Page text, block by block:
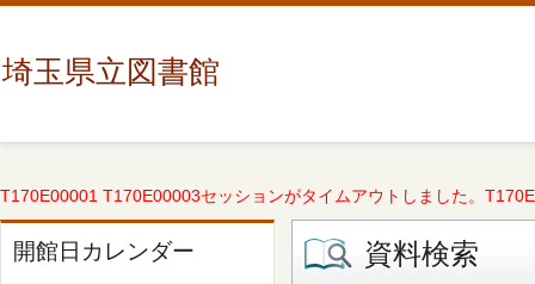
埼玉県立図書館
T170E00001 T170E00003セッションがタイムアウトしました。
開館日カレンダー 資料検索